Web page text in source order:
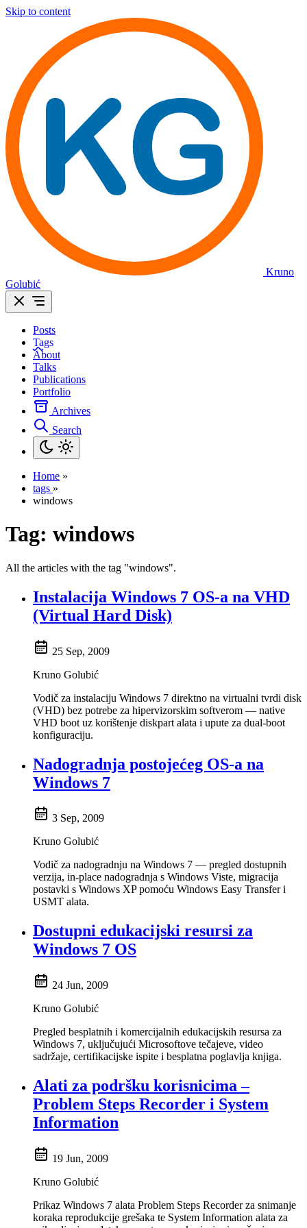
Skip to content
Kruno
Golubić
Posts
Tags
About
Talks
Publications
Portfolio
Archives
Search
Home »
tags »
windows
Tag: windows
All the articles with the tag "windows".
Instalacija Windows 7 OS-a na VHD
(Virtual Hard Disk)
25 Sep, 2009
Kruno Golubić
Vodič za instalaciju Windows 7 direktno na virtualni tvrdi disk
(VHD) bez potrebe za hipervizorskim softverom — native
VHD boot uz korištenje diskpart alata i upute za dual-boot
konfiguraciju.
Nadogradnja postojećeg OS-a na
Windows 7
3 Sep, 2009
Kruno Golubić
Vodič za nadogradnju na Windows 7 — pregled dostupnih
verzija, in-place nadogradnja s Windows Viste, migracija
postavki s Windows XP pomoću Windows Easy Transfer i
USMT alata.
Dostupni edukacijski resursi za
Windows 7 OS
24 Jun, 2009
Kruno Golubić
Pregled besplatnih i komercijalnih edukacijskih resursa za
Windows 7, uključujući Microsoftove tečajeve, video
sadržaje, certifikacijske ispite i besplatna poglavlja knjiga.
Alati za podršku korisnicima –
Problem Steps Recorder i System
Information
19 Jun, 2009
Kruno Golubić
Prikaz Windows 7 alata Problem Steps Recorder za snimanje
koraka reprodukcije grešaka te System Information alata za